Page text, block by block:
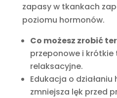
zapasy w tkankach
poziomu hormonów.
Co możesz zrobić
przeponowe i krótkie
relaksacyjne.
Edukacja o
zmniejsza lęk przed